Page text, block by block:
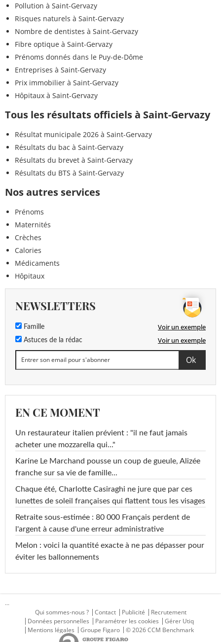
Pollution à Saint-Gervazy
Risques naturels à Saint-Gervazy
Nombre de dentistes à Saint-Gervazy
Fibre optique à Saint-Gervazy
Prénoms donnés dans le Puy-de-Dôme
Entreprises à Saint-Gervazy
Prix immobilier à Saint-Gervazy
Hôpitaux à Saint-Gervazy
Tous les résultats officiels à Saint-Gervazy
Résultat municipale 2026 à Saint-Gervazy
Résultats du bac à Saint-Gervazy
Résultats du brevet à Saint-Gervazy
Résultats du BTS à Saint-Gervazy
Nos autres services
Prénoms
Maternités
Crèches
Calories
Médicaments
Hôpitaux
NEWSLETTERS
Famille Voir un exemple
Astuces de la rédac Voir un exemple
EN CE MOMENT
Un restaurateur italien prévient : "il ne faut jamais
acheter une mozzarella qui..."
Karine Le Marchand pousse un coup de gueule, Alizée
franche sur sa vie de famille...
Chaque été, Charlotte Casiraghi ne jure que par ces
lunettes de soleil françaises qui flattent tous les visages
Retraite sous-estimée : 80 000 Français perdent de
l'argent à cause d'une erreur administrative
Melon : voici la quantité exacte à ne pas dépasser pour
éviter les ballonnements
...
Qui sommes-nous ?
Contact Publicité
Recrutement
Données personnelles
Paramétrer les cookies
Gérer Utiq
Mentions légales
Groupe Figaro © 2026 CCM Benchmark